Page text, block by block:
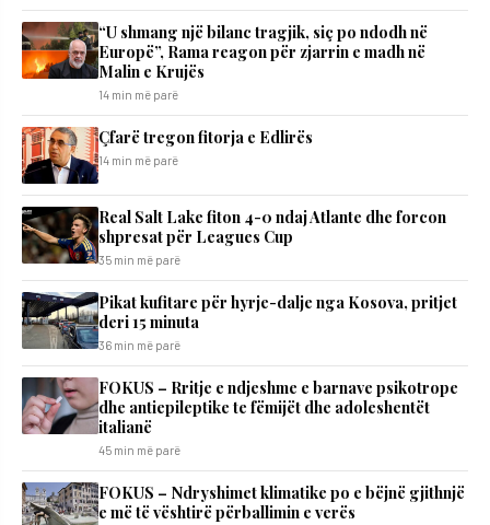
“U shmang një bilanc tragjik, siç po ndodh në
Europë”, Rama reagon për zjarrin e madh në
Malin e Krujës
14 min më parë
Çfarë tregon fitorja e Edlirës
14 min më parë
Real Salt Lake fiton 4-0 ndaj Atlante dhe forcon
shpresat për Leagues Cup
35 min më parë
​Pikat kufitare për hyrje-dalje nga Kosova, pritjet
deri 15 minuta
36 min më parë
FOKUS – Rritje e ndjeshme e barnave psikotrope
dhe antiepileptike te fëmijët dhe adoleshentët
italianë
45 min më parë
FOKUS – Ndryshimet klimatike po e bëjnë gjithnjë
e më të vështirë përballimin e verës